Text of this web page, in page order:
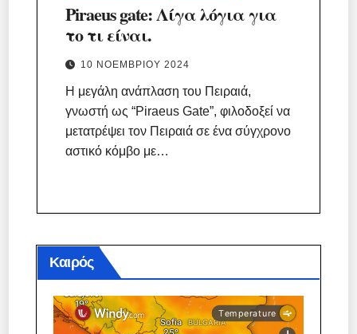
Piraeus gate: Λίγα λόγια για
το τι είναι.
10 ΝΟΕΜΒΡΊΟΥ 2024
Η μεγάλη ανάπλαση του Πειραιά,
γνωστή ως “Piraeus Gate”, φιλοδοξεί να
μετατρέψει τον Πειραιά σε ένα σύγχρονο
αστικό κόμβο με…
Καιρός